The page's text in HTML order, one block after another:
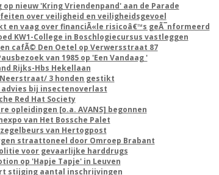
nieuw 'Kring Vriendenpand' aan de Parade
over veiligheid en veiligheidsgevoel
en vaag over financiÃ«le risicoâ€™s geÃ¯nformeerd
KW1-College in Boschlogiecursus vastleggen
cafÃ© Den Oetel op Verwersstraat 87
van 1985 op 'Een Vandaag '
Rijks-Hbs Hekellaan
3 honden gestikt
bij insectenoverlast
Red Hat Society
opleidingen [o.a. AVANS] begonnen
van Het Bossche Palet
van Hertogpost
straattoneel door Omroep Brabant
voor gevaarlijke harddrugs
op 'Hapje Tapje' in Leuven
stijging aantal inschrijvingen